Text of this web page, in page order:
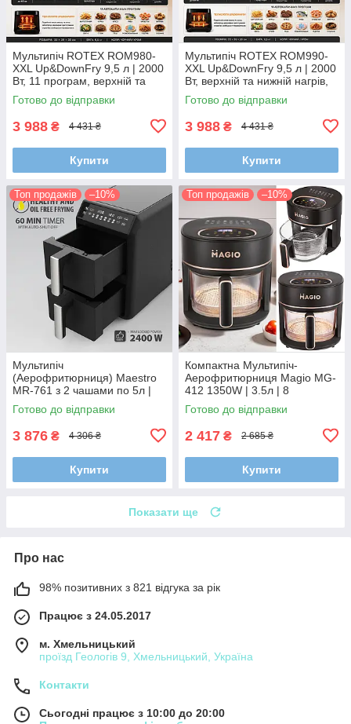
Мультипіч ROTEX ROM980-
XXL Up&DownFry 9,5 л | 2000
Вт, 11 програм, верхній та
нижній нагрів, LED-дисплей
Готово до відправки
3 988 ₴ 4 431 ₴
Купити
Мультипіч ROTEX ROM990-
XXL Up&DownFry 9,5 л | 2000
Вт, верхній та нижній нагрів,
11 програм, LED-дисплей
Готово до відправки
3 988 ₴ 4 431 ₴
Купити
Топ продажів –10%
Мультипіч
(Аерофритюрниця) Maestro
MR-761 з 2 чашами по 5л |
Аерофритюрниця подвійна з
сенсорним керуванням
Готово до відправки
3 876 ₴ 4 306 ₴
Купити
Топ продажів –10%
Компактна Мультипіч-
Аерофритюрниця Magio MG-
412 1350W | 3.5л | 8
Автопрограм | Сенсорне
Управління
Готово до відправки
2 417 ₴ 2 685 ₴
Купити
Показати ще
Про нас
98% позитивних з 821 відгука за рік
Працює з 24.05.2017
м. Хмельницький
проїзд Геологів 9, Хмельницький, Україна
Контакти
Сьогодні працює з 10:00 до 20:00